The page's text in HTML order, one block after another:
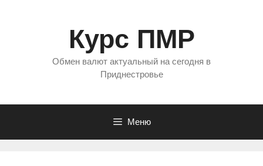
Курс ПМР
Обмен валют актуальный на сегодня в
Приднестровье
Меню